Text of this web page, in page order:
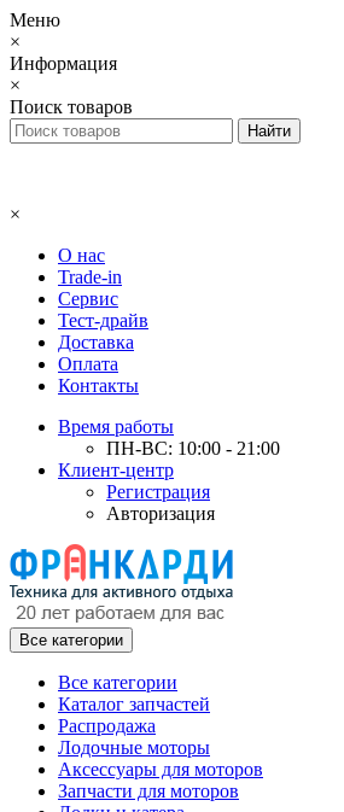
Меню
×
Информация
×
Поиск товаров
×
О нас
Trade-in
Сервис
Тест-драйв
Доставка
Оплата
Контакты
Время работы
ПН-ВС: 10:00 - 21:00
Клиент-центр
Регистрация
Авторизация
Все категории
Все категории
Каталог запчастей
Распродажа
Лодочные моторы
Аксессуары для моторов
Запчасти для моторов